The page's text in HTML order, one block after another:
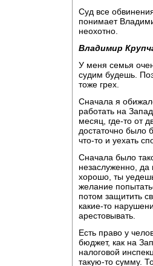
Суд все
понимает
неохотно.
Владимир
У меня семья
судим будешь.
тоже грех.
Сначала я
работать на
месяц, где-то от
достаточно было
что-то и уехать
Сначала было
незаслуженно, да
хорошо, ты
желание
потом защитить
какие-то
арестовывать.
Есть право у
бюджет, как на
налоговой
такую-то сумму.